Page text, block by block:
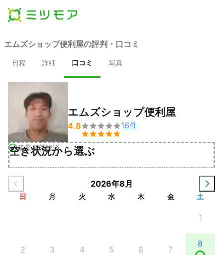
エムズショップ便利屋の評判・口コミ
日程 詳細 口コミ 写真
事業者確認済
エムズショップ便利屋
4.8

16件
空き状況から選ぶ
2026年8月
日 月 火 水 木 金 土
1
2 3 4 5 6 7
8